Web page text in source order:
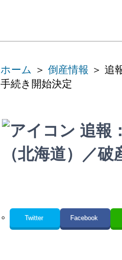
ホーム ＞ 倒産情報 ＞ 追
手続き開始決定
追報
（北海道）／
Twitter Facebook